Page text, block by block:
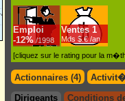
Emploi
-12% /1998
Ventes 1
Mds $.€ /an
[cliquez sur le rating pour la
Actionnaires (4)
Dirigeants
Conditions